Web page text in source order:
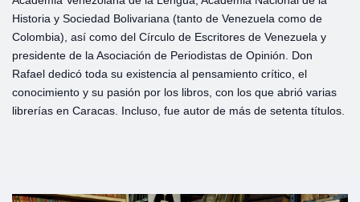
Historia y Sociedad Bolivariana (tanto de Venezuela como de
Colombia), así como del Círculo de Escritores de Venezuela y
presidente de la Asociación de Periodistas de Opinión. Don
Rafael dedicó toda su existencia al pensamiento crítico, el
conocimiento y su pasión por los libros, con los que abrió varias
librerías en Caracas. Incluso, fue autor de más de setenta títulos.